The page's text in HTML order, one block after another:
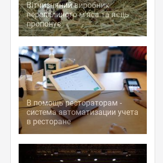
Вітчизняний виробник
перепелиного м'яса та яєць
пропонує
В помощь рестораторам -
система автоматизации учета
в ресторане